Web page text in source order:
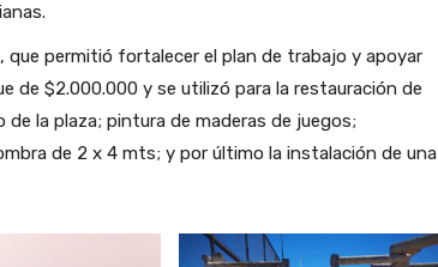
, que permitió fortalecer el plan de trabajo y apoyar
de $2.000.000 y se utilizó para la restauración de
la plaza; pintura de maderas de juegos;
de 2 x 4 mts; y por último la instalación de una